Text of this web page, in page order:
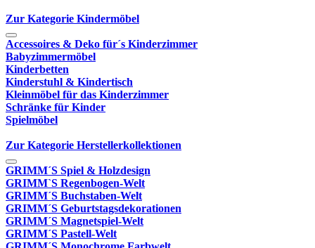
Zur Kategorie Kindermöbel
Accessoires & Deko für´s Kinderzimmer
Babyzimmermöbel
Kinderbetten
Kinderstuhl & Kindertisch
Kleinmöbel für das Kinderzimmer
Schränke für Kinder
Spielmöbel
Zur Kategorie Herstellerkollektionen
GRIMM´S Spiel & Holzdesign
GRIMM`S Regenbogen-Welt
GRIMM´S Buchstaben-Welt
GRIMM´S Geburtstagsdekorationen
GRIMM´S Magnetspiel-Welt
GRIMM´S Pastell-Welt